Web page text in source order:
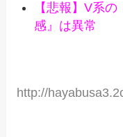
【悲報】V系
感』は異常
http://